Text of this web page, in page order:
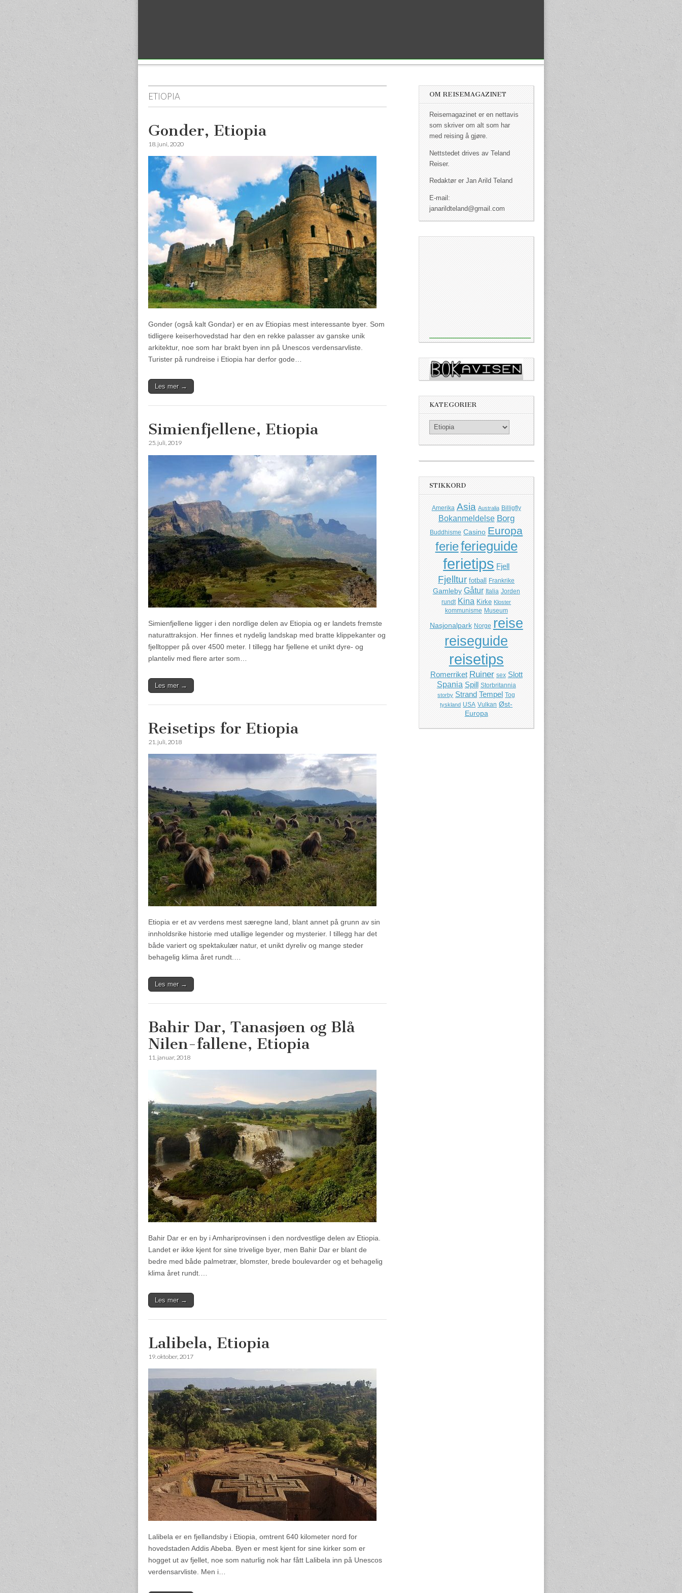
ETIOPIA
Gonder, Etiopia
18. juni, 2020
Gonder (også kalt Gondar) er en av Etiopias mest interessante byer. Som
tidligere keiserhovedstad har den en rekke palasser av ganske unik
arkitektur, noe som har brakt byen inn på Unescos verdensarvliste.
Turister på rundreise i Etiopia har derfor gode…
Les mer →
Simienfjellene, Etiopia
25. juli, 2019
Simienfjellene ligger i den nordlige delen av Etiopia og er landets fremste
naturattraksjon. Her finnes et nydelig landskap med bratte klippekanter og
fjelltopper på over 4500 meter. I tillegg har fjellene et unikt dyre- og
planteliv med flere arter som…
Les mer →
Reisetips for Etiopia
21. juli, 2018
Etiopia er et av verdens mest særegne land, blant annet på grunn av sin
innholdsrike historie med utallige legender og mysterier. I tillegg har det
både variert og spektakulær natur, et unikt dyreliv og mange steder
behagelig klima året rundt.…
Les mer →
Bahir Dar, Tanasjøen og Blå
Nilen-fallene, Etiopia
11. januar, 2018
Bahir Dar er en by i Amhariprovinsen i den nordvestlige delen av Etiopia.
Landet er ikke kjent for sine trivelige byer, men Bahir Dar er blant de
bedre med både palmetrær, blomster, brede boulevarder og et behagelig
klima året rundt.…
Les mer →
Lalibela, Etiopia
19. oktober, 2017
Lalibela er en fjellandsby i Etiopia, omtrent 640 kilometer nord for
hovedstaden Addis Abeba. Byen er mest kjent for sine kirker som er
hogget ut av fjellet, noe som naturlig nok har fått Lalibela inn på Unescos
verdensarvliste. Men i…
OM REISEMAGAZINET
Reisemagazinet er en nettavis
som skriver om alt som har
med reising å gjøre.
Nettstedet drives av Teland
Reiser.
Redaktør er Jan Arild Teland
E-mail:
janarildteland@gmail.com
KATEGORIER
Kategorier
STIKKORD
Amerika Asia Australia Billigfly
Bokanmeldelse Borg
Buddhisme Casino Europa
ferieferieguide
ferietips Fjell
Fjelltur fotball Frankrike
Gamleby Gåtur Italia Jorden
rundt Kina Kirke Kloster
kommunisme Museum
Nasjonalpark Norge reise
reiseguide
reisetips
Romerriket Ruiner sex Slott
Spania Spill Storbritannia
storby Strand Tempel Tog
tyskland USA Vulkan Øst-
Europa